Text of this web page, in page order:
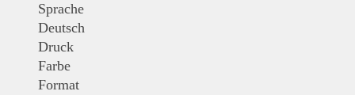
Sprache
Deutsch
Druck
Farbe
Format